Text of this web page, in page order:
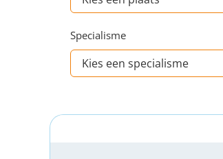
Specialisme